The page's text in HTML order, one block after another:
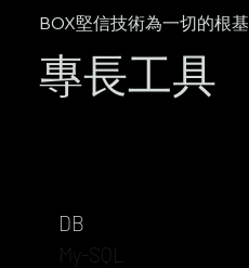
BOX堅信技術為一切的根基
​專長工具
DB
My-SQL